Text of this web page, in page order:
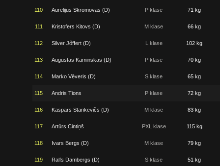
110 Aurelijus Skromovas (D) P klase 71 kg
111 Kristofers Kitovs (D) M klase 66 kg
112 Silver Jõffert (D) L klase 102 kg
113 Augustas Kaminskas (D) P klase 70 kg
114 Marko Vēveris (D) S klase 65 kg
115 Andris Tions P klase 72 kg
116 Kaspars Stankevičs (D) M klase 83 kg
117 Artūrs Cintiņš PXL klase 115 kg
118 Ivars Bergs (D) M klase 79 kg
119 Ralfs Dambergs (D) S klase 51 kg